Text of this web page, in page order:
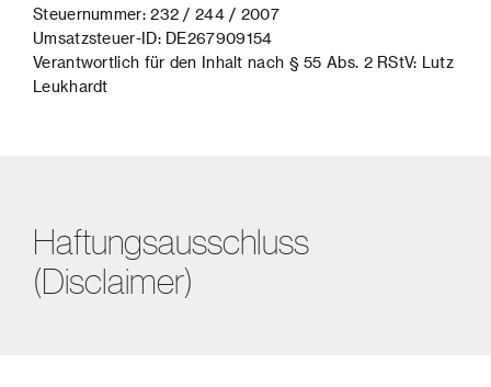
Steuernummer: 232 / 244 / 2007
Umsatzsteuer-ID: DE267909154
Verantwortlich für den Inhalt nach § 55 Abs. 2 RStV: Lutz
Leukhardt
Haftungsausschluss
(Disclaimer)